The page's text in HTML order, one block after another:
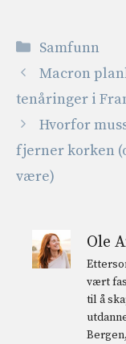
Kategorier
Samfunn
Macron
tenåringer i
Hvorfor
fjerner korken
være)
Ole
vært
til å